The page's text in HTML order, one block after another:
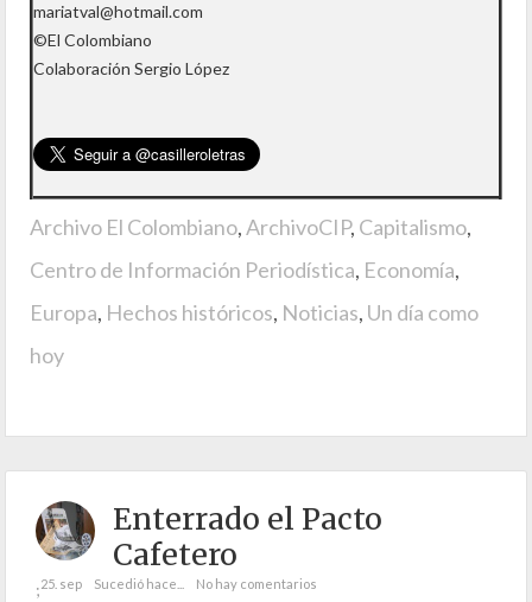
mariatval@hotmail.com
©El Colombiano
Colaboración Sergio López
Archivo El Colombiano,ArchivoCIP, Capitalismo,
Centro de Información Periodística, Economía,
Europa, Hechos históricos, Noticias, Un día como
hoy
Enterrado el Pacto
Cafetero
;25. sep Sucedió hace... No hay comentarios